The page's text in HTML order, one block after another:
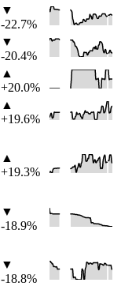
▼
-22.7%
▼
-20.4%
▲
+20.0%
▲
+19.6%
▲
+19.3%
▼
-18.9%
▼
-18.8%